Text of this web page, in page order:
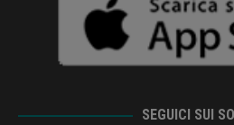
SEGUICI SUI